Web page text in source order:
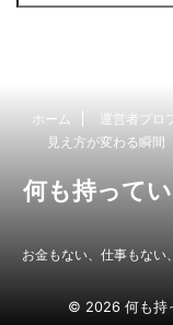
ホーム 運営者プロ
見え方が変わる瞬間
何も持って
お金もない、仕事もない
© 2026 何も持